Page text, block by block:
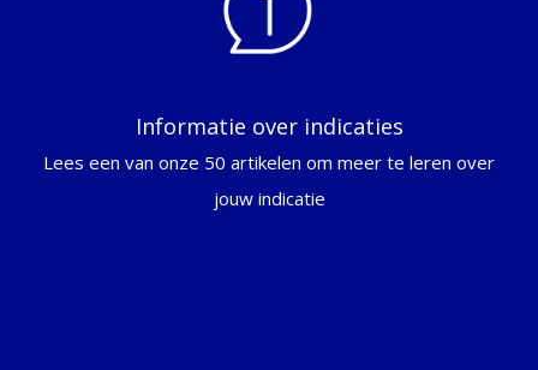
Informatie over indicaties
Lees een van onze 50 artikelen om meer te leren over
jouw indicatie